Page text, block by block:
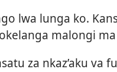
lwa lunga ko.
malongi
za nkaz’aku va